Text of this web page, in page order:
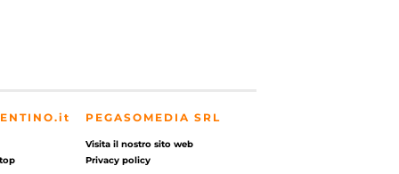
PEGASOMEDIA SRL
Visita il nostro sito web
Privacy policy